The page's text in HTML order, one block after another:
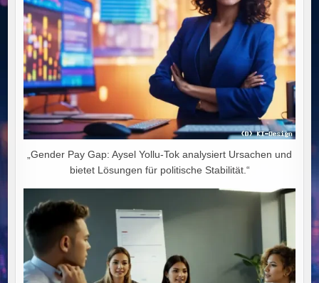
„Gender Pay Gap: Aysel Yollu-Tok analysiert Ursachen und
bietet Lösungen für politische Stabilität.“